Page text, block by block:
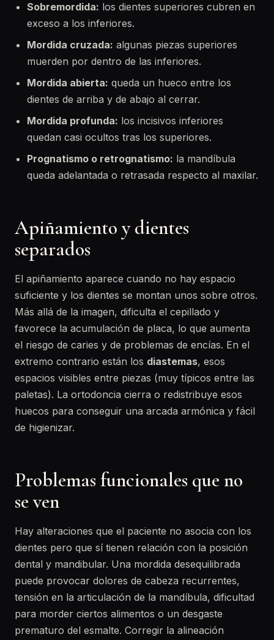
Sobremordida: los dientes superiores cubren en
exceso a los inferiores.
Mordida cruzada: algunas piezas superiores
muerden por dentro de las inferiores.
Mordida abierta: queda un hueco entre los
dientes de arriba y de abajo al cerrar.
Mordida profunda: los incisivos inferiores
quedan casi ocultos tras los superiores.
Prognatismo o retrognatismo: la mandíbula
queda adelantada o retrasada respecto al maxilar.
Apiñamiento y dientes
separados
El apiñamiento aparece cuando no hay espacio
suficiente y los dientes se montan unos sobre otros.
Más allá de la imagen, dificulta el cepillado y
favorece la acumulación de placa, lo que aumenta
el riesgo de caries y de problemas de encías. En el
extremo contrario están los diastemas, esos
espacios visibles entre piezas (muy típicos entre las
paletas). La ortodoncia cierra o redistribuye esos
huecos para conseguir una arcada armónica y fácil
de higienizar.
Problemas funcionales que no
se ven
Hay alteraciones que el paciente no asocia con los
dientes pero que sí tienen relación con la posición
dental y mandibular. Una mordida desequilibrada
puede provocar dolores de cabeza recurrentes,
tensión en la articulación de la mandíbula, dificultad
para morder ciertos alimentos o un desgaste
prematuro del esmalte. Corregir la alineación